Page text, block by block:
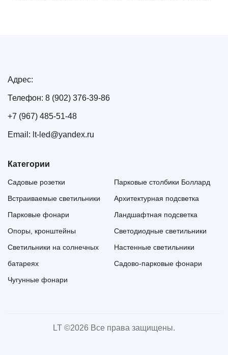
Адрес:
Телефон: 8 (902) 376-39-86
+7 (967) 485-51-48
Email: lt-led@yandex.ru
Категории
Садовые розетки
Встраиваемые светильники
Парковые фонари
Опоры, кронштейны
Светильники на солнечных
батареях
Чугунные фонари
Парковые столбики Боллард
Архитектурная подсветка
Ландшафтная подсветка
Светодиодные светильники
Настенные светильники
Садово-парковые фонари
LT ©2026 Все права защищены.